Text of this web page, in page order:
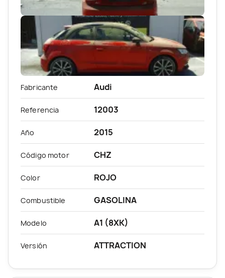
Fabricante Audi
Referencia 12003
Año 2015
Código motor CHZ
Color ROJO
Combustible GASOLINA
Modelo A1 (8XK)
Versión ATTRACTION